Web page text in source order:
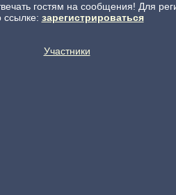
гостям на сообщения! Для
ссылке: зарегистрироваться
Участники